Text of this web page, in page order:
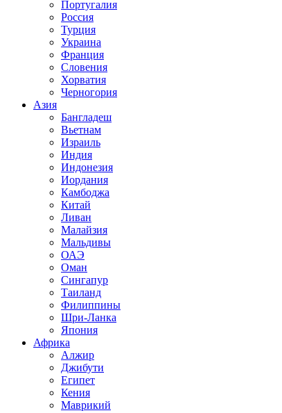
Португалия
Россия
Турция
Украина
Франция
Словения
Хорватия
Черногория
Азия
Бангладеш
Вьетнам
Израиль
Индия
Индонезия
Иордания
Камбоджа
Китай
Ливан
Малайзия
Мальдивы
ОАЭ
Оман
Сингапур
Таиланд
Филиппины
Шри-Ланка
Япония
Африка
Алжир
Джибути
Египет
Кения
Маврикий